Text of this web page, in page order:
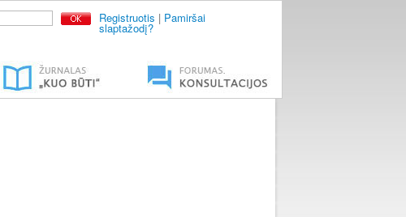
Registruotis | Pamiršai
slaptažodį?